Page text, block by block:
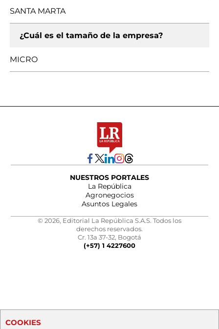
SANTA MARTA
¿Cuál es el tamaño de la empresa?
MICRO
NUESTROS PORTALES
La República
Agronegocios
Asuntos Legales
© 2026, Editorial La República S.A.S. Todos los
derechos reservados.
Cr. 13a 37-32, Bogotá
(+57) 1 4227600
COOKIES